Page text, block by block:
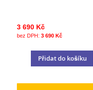
3 690 Kč
3 690 Kč
Přidat do košíku